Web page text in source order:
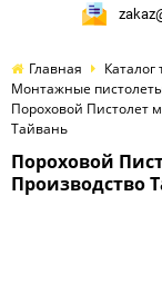
Главная
Каталог
Монтажные
Пороховой Пистолет
Тайвань
Пороховой
Производство